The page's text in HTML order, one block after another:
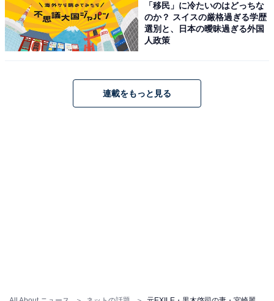
「移民」に冷たいのはどっちな
のか？ スイスの厳格過ぎる学歴
選別と、日本の曖昧過ぎる外国
人政策
連載をもっと見る